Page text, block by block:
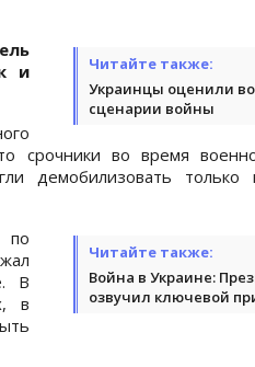
Читайте также:
Украинцы оценили
сценарии войны
и
срочники во время
демобилизовать только
Читайте также:
Война в Украине:
озвучил ключевой
В
в